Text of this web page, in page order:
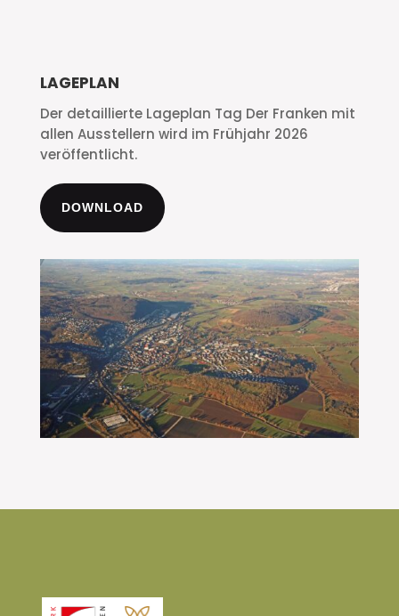
LAGEPLAN
Der detaillierte Lageplan Tag Der Franken mit
allen Ausstellern wird im Frühjahr 2026
veröffentlicht.
DOWNLOAD